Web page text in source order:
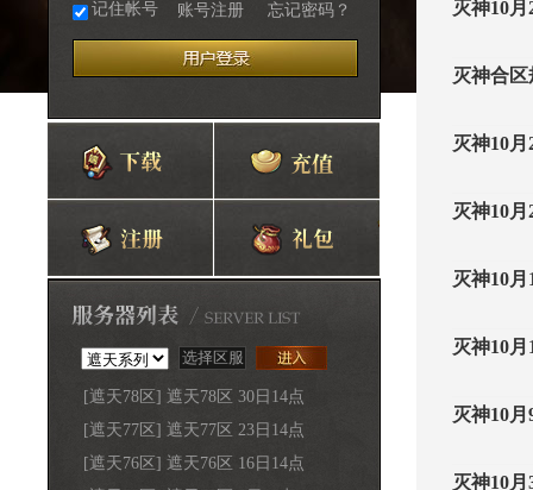
记住帐号 账号注册 忘记密码？
[遮天78区] 遮天78区 30日14点
[遮天77区] 遮天77区 23日14点
[遮天76区] 遮天76区 16日14点
灭神10
灭神合
灭神10
灭神10
灭神10
灭神10
灭神10
灭神10